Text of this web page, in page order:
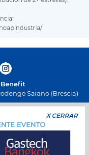
Saiano (Brescia)
(Brescia) Italia
0308900423
- Inscripción REA
desembolsado
X CERRAR
EVENTO